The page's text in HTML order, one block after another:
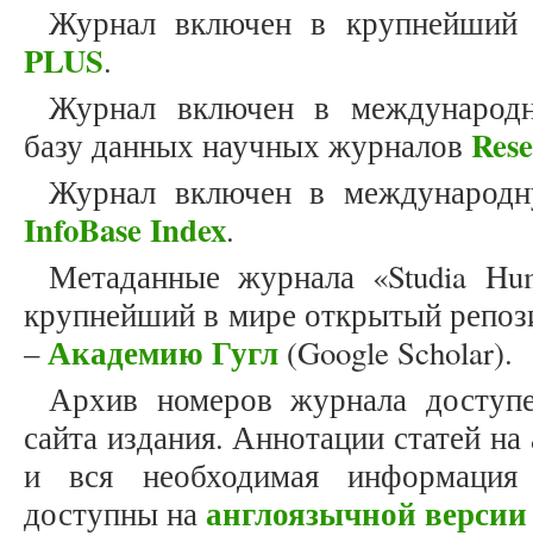
Журнал включен в крупнейший
PLUS.
Журнал включен в
базу данных научных журналов
Журнал включен в
InfoBase Index.
Метаданные журнала «Studia
крупнейший в мире открытый
–Академию Гугл (Google Scholar).
Архив номеров журнала
сайта издания. Аннотации статей
и вся необходимая
доступны на англоязычной версии